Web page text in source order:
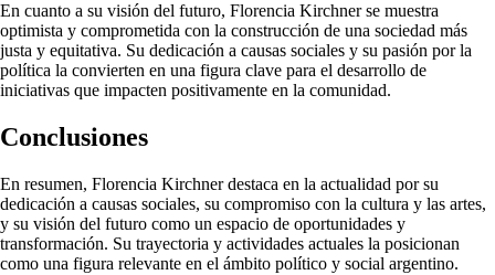
En cuanto a su visión del futuro, Florencia Kirchner se muestra
optimista y comprometida con la construcción de una sociedad más
justa y equitativa. Su dedicación a causas sociales y su pasión por la
política la convierten en una figura clave para el desarrollo de
iniciativas que impacten positivamente en la comunidad.
Conclusiones
En resumen, Florencia Kirchner destaca en la actualidad por su
dedicación a causas sociales, su compromiso con la cultura y las artes,
y su visión del futuro como un espacio de oportunidades y
transformación. Su trayectoria y actividades actuales la posicionan
como una figura relevante en el ámbito político y social argentino.